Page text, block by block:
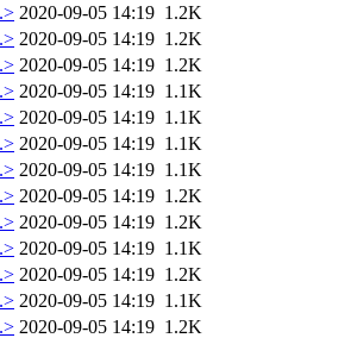
2020-09-05 14:19 1.2K
2020-09-05 14:19 1.2K
2020-09-05 14:19 1.2K
2020-09-05 14:19 1.1K
2020-09-05 14:19 1.1K
2020-09-05 14:19 1.1K
2020-09-05 14:19 1.1K
2020-09-05 14:19 1.2K
2020-09-05 14:19 1.2K
2020-09-05 14:19 1.1K
2020-09-05 14:19 1.2K
2020-09-05 14:19 1.1K
2020-09-05 14:19 1.2K